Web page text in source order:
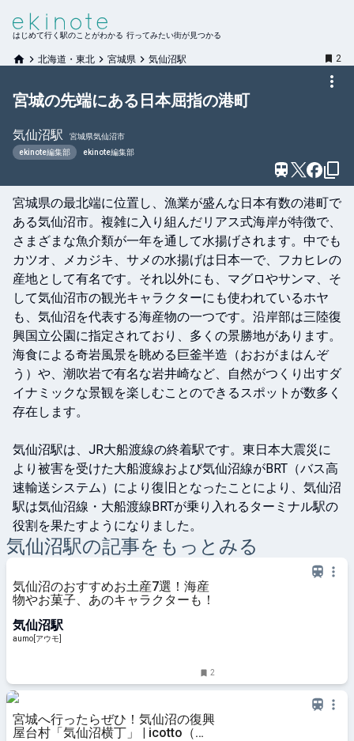
はじめて行く駅のことがわかる 行ってみたい街が見つかる
北海道・東北 宮城県 気仙沼駅 2
宮城の先端にある日本屈指の港町
気仙沼駅
宮城県気仙沼市
ekinote編集部
ekinote編集部
宮城県の最北端に位置し、漁業が盛んな日本有数の港町で
ある気仙沼市。複雑に入り組んだリアス式海岸が特徴で、
さまざまな魚介類が一年を通して水揚げされます。中でも
カツオ、メカジキ、サメの水揚げは日本一で、フカヒレの
産地として有名です。それ以外にも、マグロやサンマ、そ
して気仙沼市の観光キャラクターにも使われているホヤ
も、気仙沼を代表する海産物の一つです。沿岸部は三陸復
興国立公園に指定されており、多くの景勝地があります。
海食による奇岩風景を眺める巨釜半造（おおがまはんぞ
う）や、潮吹岩で有名な岩井崎など、自然がつくり出すダ
イナミックな景観を楽しむことのできるスポットが数多く
存在します。
気仙沼駅は、JR大船渡線の終着駅です。東日本大震災に
より被害を受けた大船渡線および気仙沼線がBRT（バス高
速輸送システム）により復旧となったことにより、気仙沼
駅は気仙沼線・大船渡線BRTが乗り入れるターミナル駅の
役割を果たすようになりました。
気仙沼駅の記事をもっとみる
気仙沼のおすすめお土産7選！海産
物やお菓子、あのキャラクターも！
気仙沼駅
aumo[アウモ]
2
宮城へ行ったらぜひ！気仙沼の復興
屋台村「気仙沼横丁」 | icotto（イ